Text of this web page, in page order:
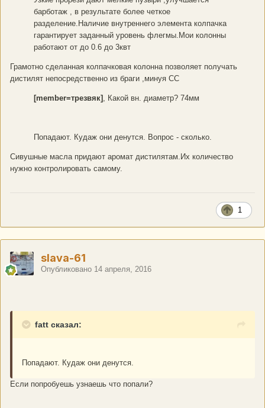
барботаж , в результате более четкое
разделение.Наличие внутреннего элемента колпачка
гарантирует заданный уровень флегмы.Мои колонны
работают от до 0.6 до 3квт
Грамотно сделанная колпачковая колонна позволяет получать
дистилят непосредственно из браги ,минуя СС
[member=трезвяк] , Какой вн. диаметр? 74мм
Попадают. Кудаж они денутся. Вопрос - сколько.
Сивушные масла придают аромат дистилятам.Их количество
нужно контролировать самому.
1
slava-61
Опубликовано 14 апреля, 2016
fatt сказал:
Попадают. Кудаж они денутся.
Если попробуешь узнаешь что попали?